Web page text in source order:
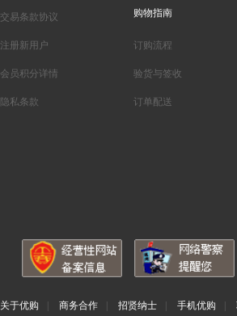
交易条款协议
注册新用户
会员积分详情
隐私条款
购物指南
订购流程
验货与签收
订单配送
关于优购 商务合作 招贤纳士 手机优购